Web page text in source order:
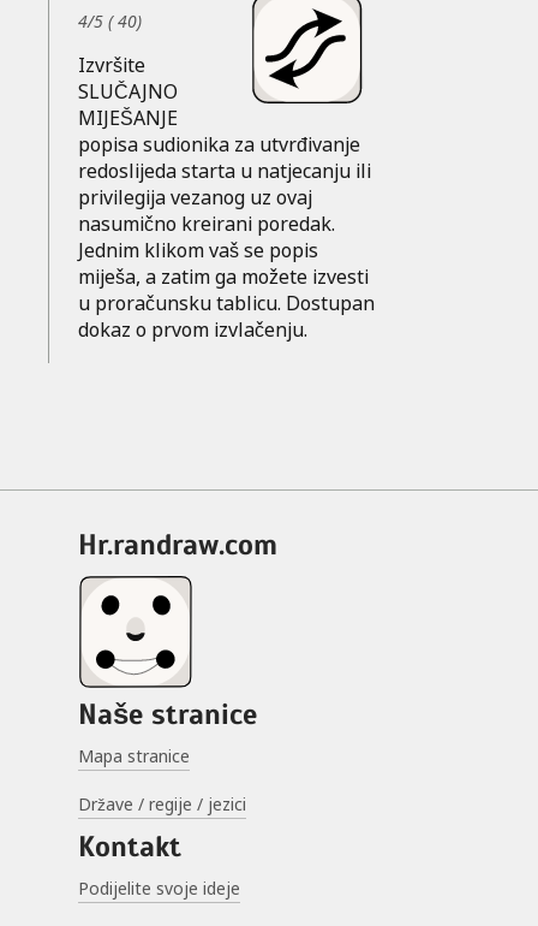
4/5 (40)
Izvršite
SLUČAJNO
MIJEŠANJE
popisa sudionika za utvrđivanje
redoslijeda starta u natjecanju ili
privilegija vezanog uz ovaj
nasumično kreirani poredak.
Jednim klikom vaš se popis
miješa, a zatim ga možete izvesti
u proračunsku tablicu. Dostupan
dokaz o prvom izvlačenju.
hr.randraw.com
Naše stranice
Mapa stranice
Države / regije / jezici
Kontakt
Podijelite svoje ideje